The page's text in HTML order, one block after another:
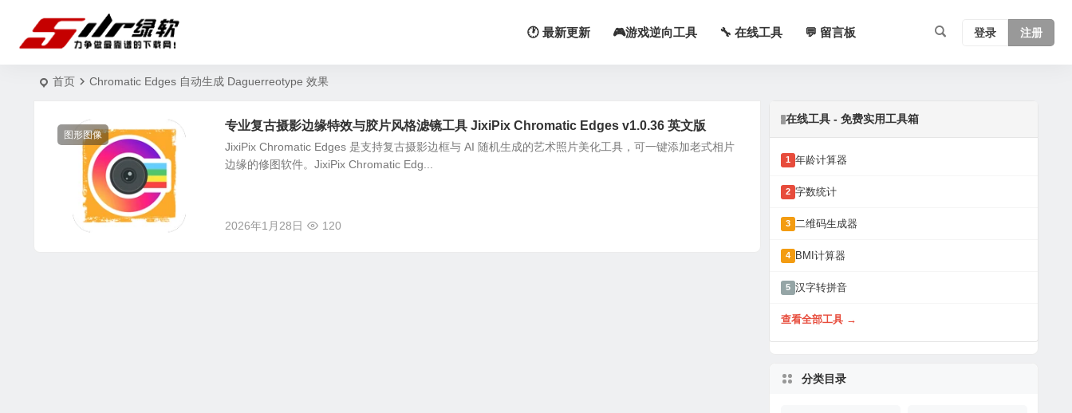
🕐 最新更新 🎮游戏逆向工具 🔧 在线工具 💬 留言板 登录 注册
首页 Chromatic Edges 自动生成 Daguerreotype 效果
图形图像
专业复古摄影边缘特效与胶片风格滤镜工具 JixiPix Chromatic Edges v1.0.36 英文版
JixiPix Chromatic Edges 是支持复古摄影边框与 AI 随机生成的艺术照片美化工具，可一键添加老式相片
边缘的修图软件。JixiPix Chromatic Edg...
2026年1月28日 120
在线工具 - 免费实用工具箱
1 年龄计算器
2 字数统计
3 二维码生成器
4 BMI计算器
5 汉字转拼音
查看全部工具 →
分类目录